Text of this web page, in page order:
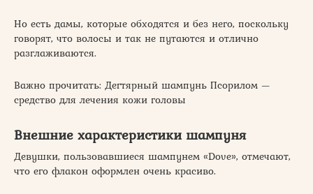
Но есть дамы, которые обходятся и без него, поскольку
говорят, что волосы и так не путаются и отлично
разглаживаются.
Важно прочитать: Дегтярный шампунь Псорилом —
средство для лечения кожи головы
Внешние характеристики шампуня
Девушки, пользовавшиеся шампунем «Dove», отмечают,
что его флакон оформлен очень красиво.